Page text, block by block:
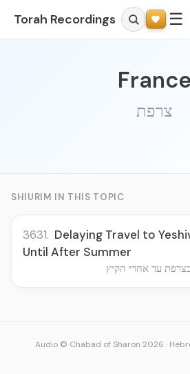
Torah Recordings ☰
France
צרפת
SHIURIM IN THIS TOPIC
3631. Delaying Travel to
Until After Summer
עד אחרי הקיץ
Audio © Chabad of Sharon 2026 ·